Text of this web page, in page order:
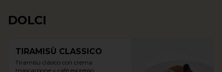
DOLCI
TIRAMISÙ CLASSICO
Tiramisú clásico con crema
mascarpone y café espresso